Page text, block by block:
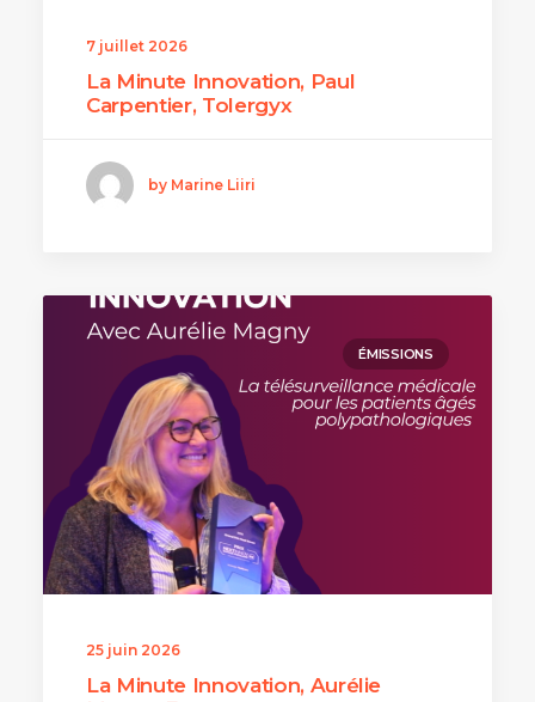
7 juillet 2026
La Minute Innovation, Paul
Carpentier, Tolergyx
by Marine Liiri
ÉMISSIONS
25 juin 2026
La Minute Innovation, Aurélie